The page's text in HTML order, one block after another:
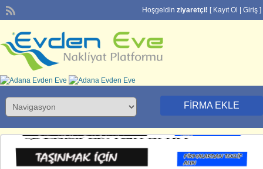
Hoşgeldin ziyaretçi! [ Kayıt Ol Giriş ]
FIRMA EKLE